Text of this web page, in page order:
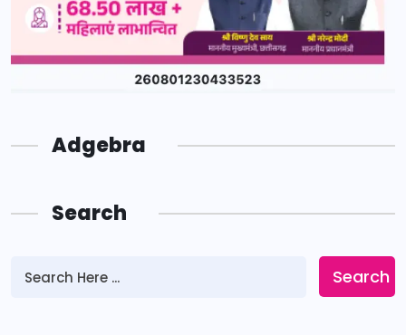
Adgebra
Search
Search